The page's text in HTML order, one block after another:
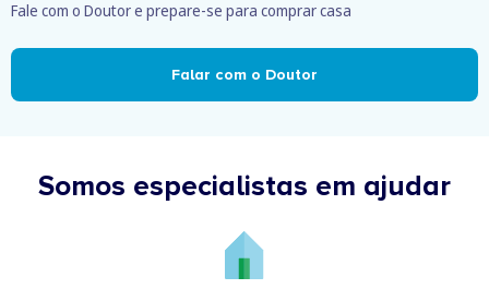
Fale com o Doutor e prepare-se para comprar casa
Falar com o Doutor
Somos especialistas em ajudar